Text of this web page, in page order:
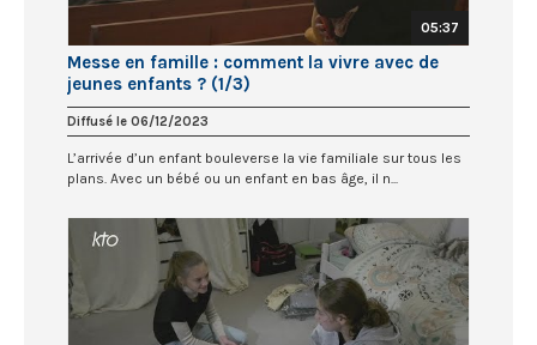
05:37
Messe en famille : comment la vivre avec de
jeunes enfants ? (1/3)
Diffusé le 06/12/2023
L’arrivée d’un enfant bouleverse la vie familiale sur tous les
plans. Avec un bébé ou un enfant en bas âge, il n...